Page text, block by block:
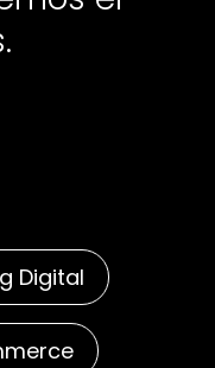
Digital